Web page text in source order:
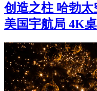
创造之柱 哈勃
美国宇航局 4K